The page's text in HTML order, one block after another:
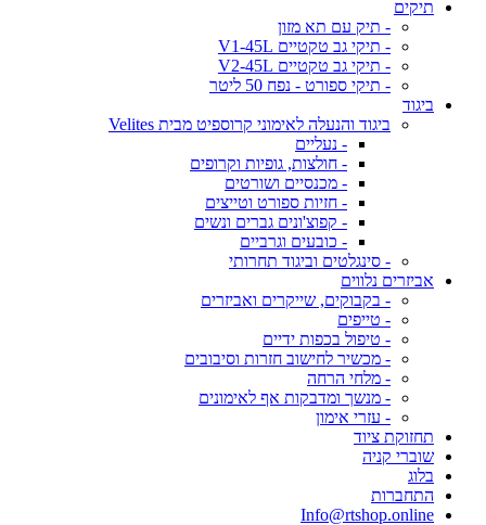
תיקים
- תיק עם תא מזון
- תיקי גב טקטיים V1-45L
- תיקי גב טקטיים V2-45L
- תיקי ספורט - נפח 50 ליטר
ביגוד
ביגוד והנעלה לאימוני קרוספיט מבית Velites
- נעליים
- חולצות, גופיות וקרופים
- מכנסיים ושורטים
- חזיות ספורט וטייצים
- קפוצ'ונים גברים ונשים
- כובעים וגרביים
- סינגלטים וביגוד תחרותי
אביזרים נלווים
- בקבוקים, שייקרים ואביזרים
- טייפים
- טיפול בכפות ידיים
- מכשיר לחישוב חזרות וסיבובים
- מלחי הרחה
- מנשך ומדבקות אף לאימונים
- עזרי אימון
תחזוקת ציוד
שוברי קניה
בלוג
התחברות
Info@rtshop.online